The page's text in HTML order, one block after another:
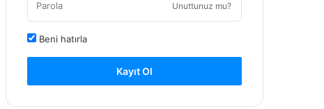
Unuttunuz mu?
Beni hatırla
Kayıt Ol